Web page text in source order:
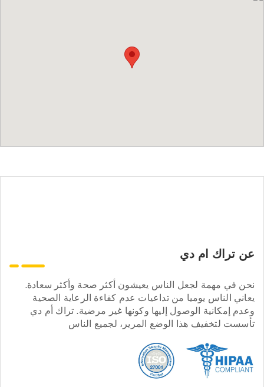
عن تراك ام دي
نحن في مهمة لجعل الناس يعيشون أكثر صحة وأكثر سعادة.
يعاني الناس يوميا من تداعيات عدم كفاءة الرعاية الصحية
وعدم إمكانية الوصول إليها وكونها غير مرضية. تراك أم دي
تأسست لتخفيف هذا الوضع المرير، لجميع الناس